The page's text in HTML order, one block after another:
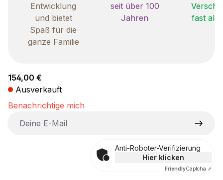
Entwicklung
und bietet
Spaß für die
ganze Familie
seit über 100
Jahren
fast
Regulärer Preis:
154,00 €
Ausverkauft
Benachrichtige mich
Anti-Roboter-Verifizierung
Hier klicken
FriendlyCaptcha ⇗